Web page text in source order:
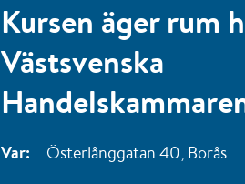
Kursen äger rum
Västsvenska
Var: Österlånggatan 40, Borås